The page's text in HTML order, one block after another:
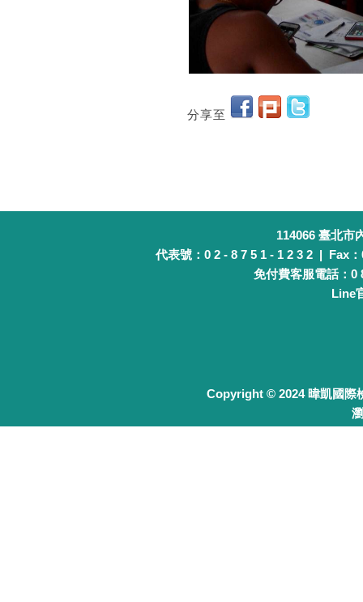
分享至
114066 臺北市
代表號：0 2 - 8 7 5 1 - 1 2 3 2 | Fax
免付費客服電話：0
Line
Copyright © 2024 暐凱國際